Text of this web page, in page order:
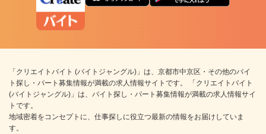
「クリエイトバイト (バイトジャングル)」は、京都市中京区・その他のバイ
ト探し・パート募集情報が満載の求人情報サイトです。 「クリエイトバイト
(バイトジャングル)」は、バイト探し・パート募集情報が満載の求人情報サイ
トです。
地域密着をコンセプトに、仕事探しに役立つ最新の情報をお届けしていま
す。